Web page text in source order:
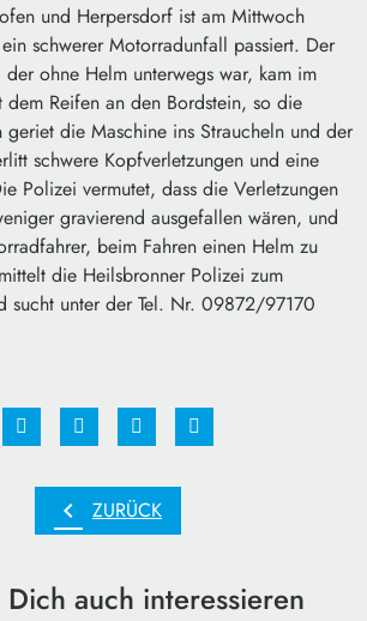
und Herpersdorf ist am Mittwoch
schwerer Motorradunfall passiert. Der
ohne Helm unterwegs war, kam im
dem Reifen an den Bordstein, so die
die Maschine ins Straucheln und der
schwere Kopfverletzungen und eine
Polizei vermutet, dass die Verletzungen
gravierend ausgefallen wären, und
beim Fahren einen Helm zu
die Heilsbronner Polizei zum
sucht unter der Tel. Nr. 09872/97170
chevron_left ZURÜCK
auch interessieren